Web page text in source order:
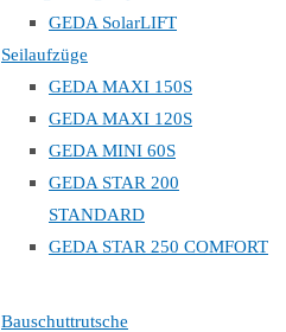
GEDA SolarLIFT
Seilaufzüge
GEDA MAXI 150S
GEDA MAXI 120S
GEDA MINI 60S
GEDA STAR 200
STANDARD
GEDA STAR 250 COMFORT
Bauschuttrutsche